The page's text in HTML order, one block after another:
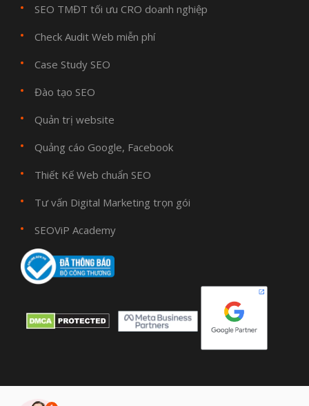
SEO TMĐT tối ưu CRO doanh nghiệp
Check Audit Web miễn phí
Case Study SEO
Đào tạo SEO
Quản trị website
Quảng cáo Google, Facebook
Thiết Kế Web chuẩn SEO
Tư vấn Digital Marketing trọn gói
SEOViP Academy